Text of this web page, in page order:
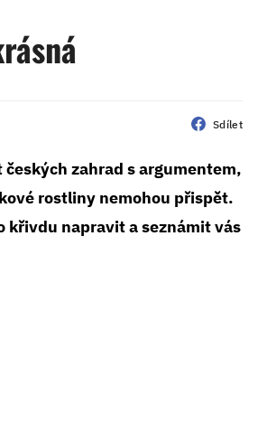
Sdílet
zahrad s argumentem,
rostliny nemohou přispět.
křivdu napravit a seznámit vás